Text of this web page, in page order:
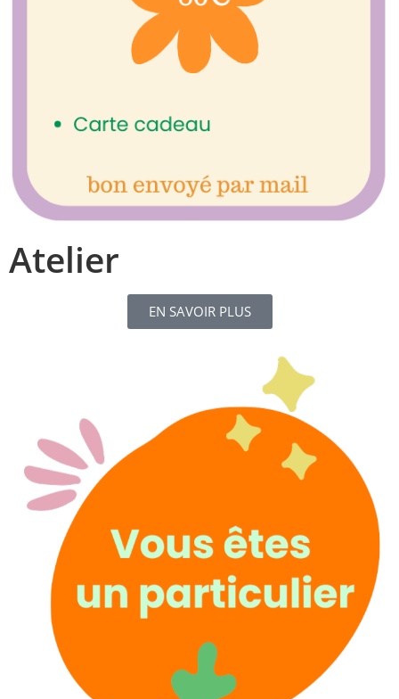
Atelier
EN SAVOIR PLUS